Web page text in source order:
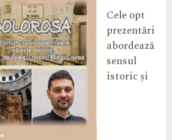
Cele opt
prezentări
abordează
sensul
istoric și